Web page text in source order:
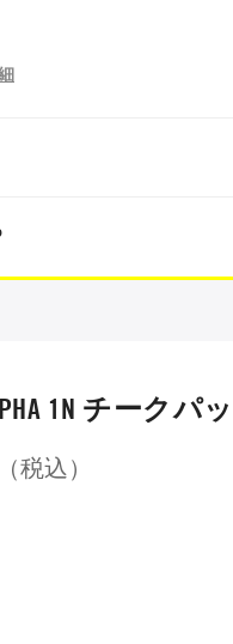
1N チークパ
（税込）